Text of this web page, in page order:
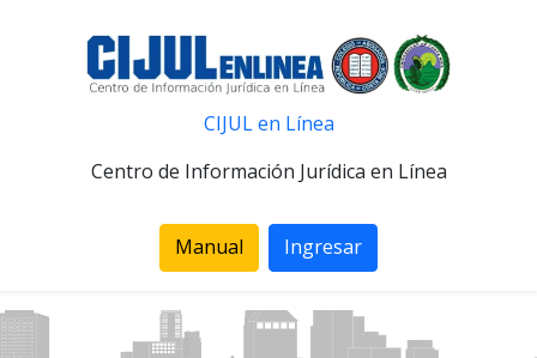
CIJUL en Línea
Centro de Información Jurídica en Línea
Manual Ingresar